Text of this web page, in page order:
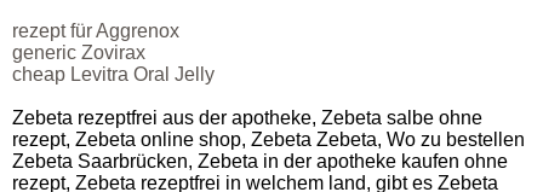
rezept für Aggrenox
generic Zovirax
cheap Levitra Oral Jelly
Zebeta rezeptfrei aus der apotheke, Zebeta salbe ohne
rezept, Zebeta online shop, Zebeta Zebeta, Wo zu bestellen
Zebeta Saarbrücken, Zebeta in der apotheke kaufen ohne
rezept, Zebeta rezeptfrei in welchem land, gibt es Zebeta